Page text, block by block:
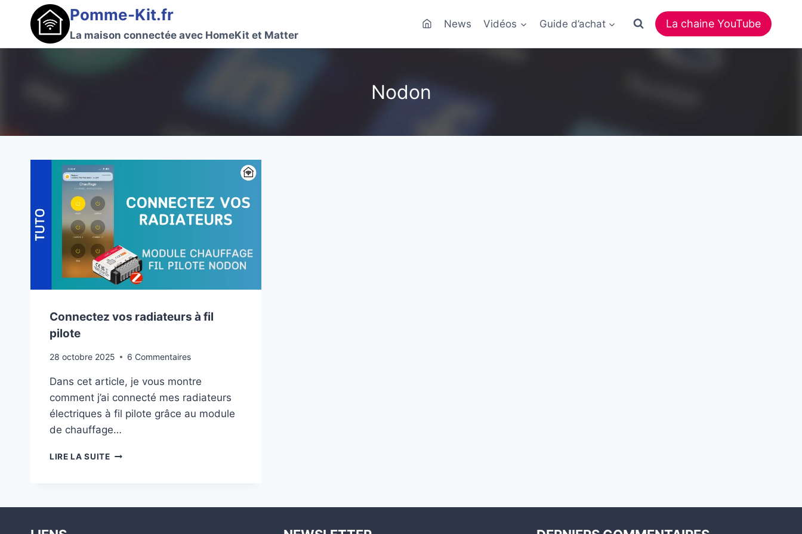
contenu
Pomme-Kit.fr
La maison connectée avec HomeKit et Matter
News Vidéos Guide d’achat La chaine YouTube
Nodon
Connectez vos radiateurs à fil
pilote
28 octobre 2025 6 Commentaires
Dans cet article, je vous montre
comment j’ai connecté mes radiateurs
électriques à fil pilote grâce au module
de chauffage…
LIRE LA SUITECONNECTEZ